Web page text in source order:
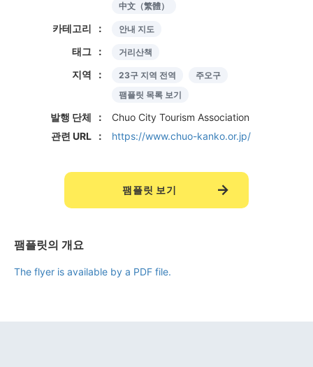
中文（繁體）
카테고리 안내 지도
태그 거리산책
지역 23구 지역 전역
주오구
팸플릿 목록 보기
발행 단체
Chuo City Tourism Association
관련 URL
https://www.chuo-kanko.or.jp/
팸플릿 보기
팸플릿의 개요
The flyer is available by a PDF file.